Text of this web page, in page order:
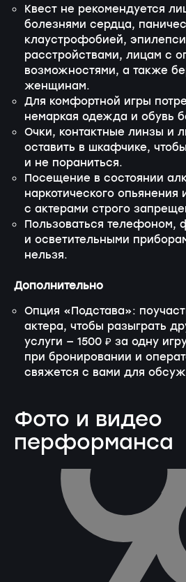
Квест не рекомендуется
болезнями сердца,
клаустрофобией,
расстройствами, лицам с
возможностями, а также
женщинам.
Для комфортной игры
немаркая одежда и обувь
Очки, контактные линзы и
оставить в шкафчике,
и не пораниться.
Посещение в состоянии
наркотического опьянения
с актерами строго
Пользоваться телефоном,
и осветительными
нельзя.
Дополнительно
Опция «Подстава»:
актера, чтобы разыграть
услуги — 1500 ₽ за одну
при бронировании и
свяжется с вами для
Фото и видео
перформанса